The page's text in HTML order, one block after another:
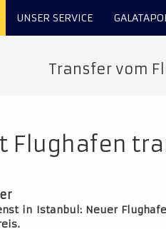
UNSER SERVICE
Transfer vom
Flughafen
in Istanbul: Neuer